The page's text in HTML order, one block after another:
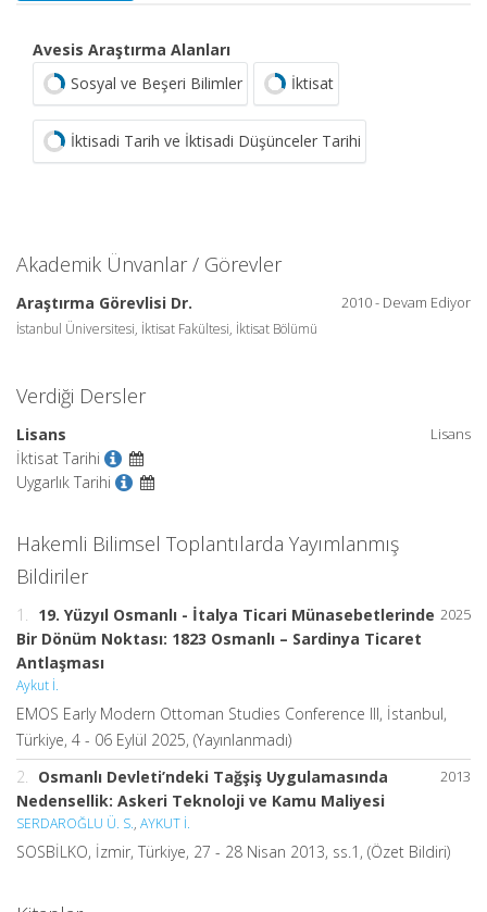
Avesis Araştırma Alanları
Sosyal ve Beşeri Bilimler
İktisat
İktisadi Tarih ve İktisadi Düşünceler Tarihi
Akademik Ünvanlar / Görevler
2010 - Devam Ediyor
Araştırma Görevlisi Dr.
İstanbul Üniversitesi, İktisat Fakültesi, İktisat Bölümü
Verdiği Dersler
Lisans
Lisans
İktisat Tarihi
Uygarlık Tarihi
Hakemli Bilimsel Toplantılarda Yayımlanmış
Bildiriler
2025
1.
19. Yüzyıl Osmanlı - İtalya Ticari Münasebetlerinde
Bir Dönüm Noktası: 1823 Osmanlı – Sardinya Ticaret
Antlaşması
Aykut İ.
EMOS Early Modern Ottoman Studies Conference III, İstanbul,
Türkiye, 4 - 06 Eylül 2025, (Yayınlanmadı)
2013
2.
Osmanlı Devleti’ndeki Tağşiş Uygulamasında
Nedensellik: Askeri Teknoloji ve Kamu Maliyesi
SERDAROĞLU Ü. S., AYKUT İ.
SOSBİLKO, İzmir, Türkiye, 27 - 28 Nisan 2013, ss.1, (Özet Bildiri)